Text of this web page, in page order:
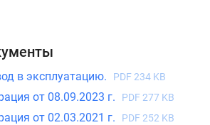
в эксплуатацию. PDF 234 KB
от 08.09.2023 г. PDF 277 KB
от 02.03.2021 г. PDF 252 KB